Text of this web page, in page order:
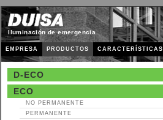
Iluminación de emergencia
EMPRESA PRODUCTOS CARACTERÍSTICAS
D-ECO
ECO
NO PERMANENTE
PERMANENTE